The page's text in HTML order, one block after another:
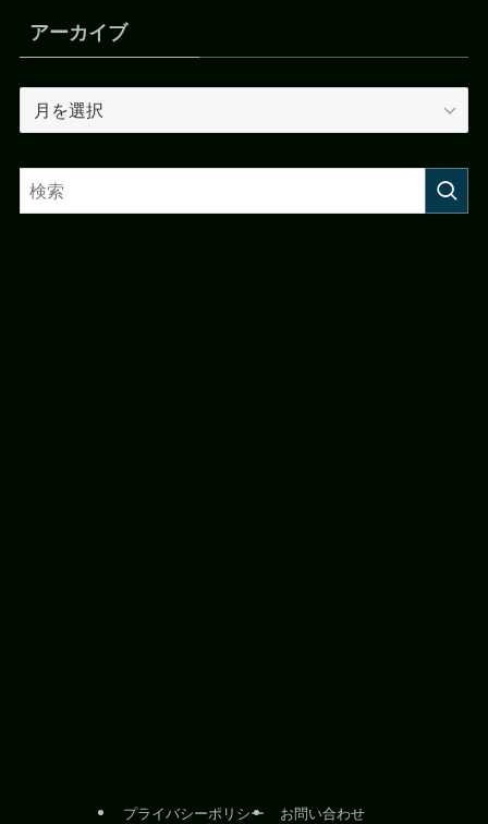
アーカイブ
ー
イ
ブ
プライバシーポリシー お問い合わせ